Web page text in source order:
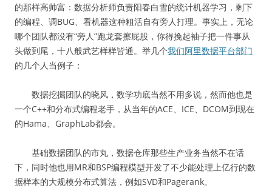
的那样高帅富：数据分析师负责阳春白雪的统计机器学习，剩下
的编程、调BUG、看机器这种粗活自有旁人打理。事实上，无论
哪个团队都没有“旁人”跑龙套擦屁股，你得挽起袖子把一件事从
头做到尾，十八般武艺样样皆通。举几个我们阿里数据平台部门
的几个人当例子：
数据挖掘团队的晓风，数学功底当然不用多说，然而他也是
一个C++和分布式编程老手，从当年的ACE、ICE、DCOM到现在
的Hama、GraphLab都会。
基础数据团队的市丸，数据仓库那些生产业务当然不在话
下，同时他也用MR和BSP编程模型开发了不少能处理上亿行的数
据样本的大规模分布式算法，例如SVD和Pagerank。